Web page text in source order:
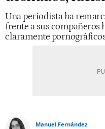
Una periodista ha
frente a sus compañeros
claramente
Manuel Fernández